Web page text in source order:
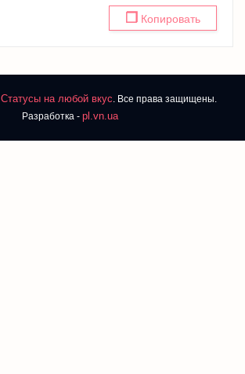
❐ Копировать
Статусы на любой вкус. Все права защищены.
Разработка - pl.vn.ua